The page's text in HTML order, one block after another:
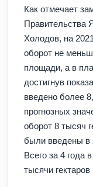
Как отмечает
Правительства
Холодов, на
оборот не
площади, а в
достигнув
введено более
прогнозных
оборот 8 тысяч
были введены в
Всего за 4 года
тысячи